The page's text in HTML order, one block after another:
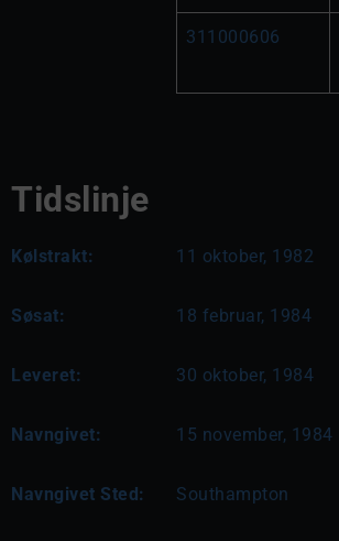
311000606
Tidslinje
Kølstrakt: 11 oktober, 1982
Søsat: 18 februar, 1984
Leveret: 30 oktober, 1984
Navngivet: 15 november, 1984
Navngivet Sted: Southampton